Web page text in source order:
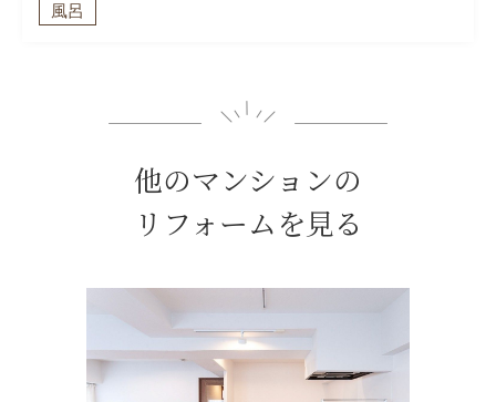
風呂
他のマンションの
リフォームを見る